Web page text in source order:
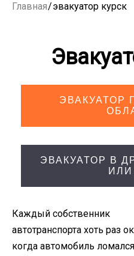
Главная/эвакуатор курск
ЭВАКУАТОР
ЭВАКУАТОР В
Каждый собственник
автотранспорта хоть раз
когда автомобиль